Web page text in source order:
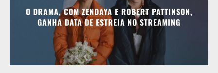
O DRAMA, COM ZENDAYA E ROBERT PATTINSON,
GANHA DATA DE ESTREIA NO STREAMING